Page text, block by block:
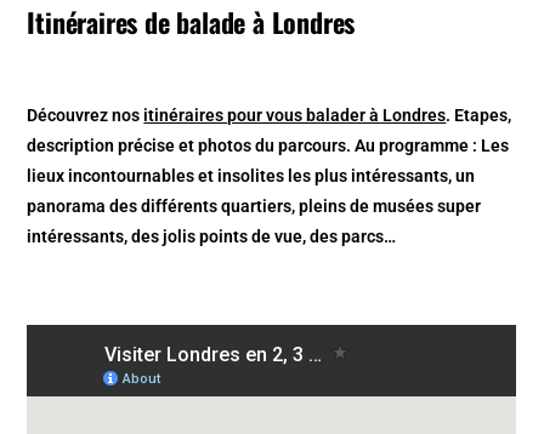
Itinéraires de balade à Londres
Découvrez nos itinéraires pour vous balader à Londres. Etapes,
description précise et photos du parcours. Au programme : Les
lieux incontournables et insolites les plus intéressants, un
panorama des différents quartiers, pleins de musées super
intéressants, des jolis points de vue, des parcs…